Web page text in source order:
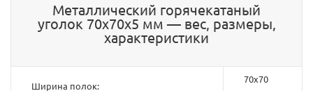
Металлический горячекатаный
уголок 70х70х5 мм — вес, размеры,
характеристики
Ширина полок:
70х70